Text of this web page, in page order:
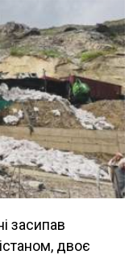
засипав
двоє